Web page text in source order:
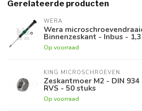
Gerelateerde producten
WERA
Wera
Binnenzeskant - Inbus -
Op voorraad
KING MICROSCHROEVEN
Zeskantmoer M2 - DIN 934
RVS - 50 stuks
Op voorraad